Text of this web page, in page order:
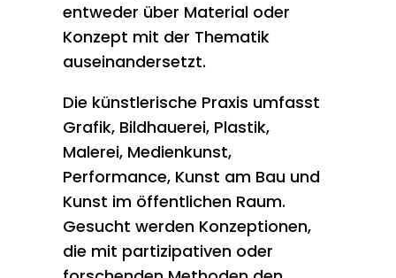
entweder über Material oder
Konzept mit der Thematik
auseinandersetzt.
Die künstlerische Praxis umfasst
Grafik, Bildhauerei, Plastik,
Malerei, Medienkunst,
Performance, Kunst am Bau und
Kunst im öffentlichen Raum.
Gesucht werden Konzeptionen,
die mit partizipativen oder